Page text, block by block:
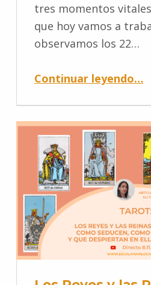
tres momentos
que hoy vamos a
observamos los 22…
Continuar leyendo…